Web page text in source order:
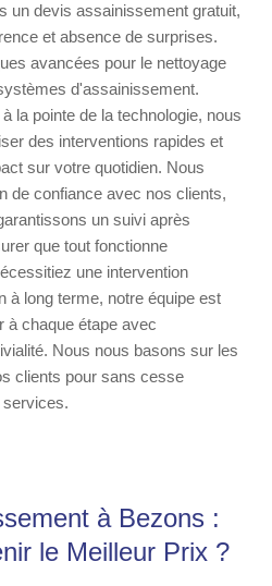
un devis assainissement gratuit,
et absence de surprises.
avancées pour le nettoyage
d'assainissement.
la pointe de la technologie, nous
des interventions rapides et
sur votre quotidien. Nous
de confiance avec nos clients,
un suivi après
que tout fonctionne
une intervention
à long terme, notre équipe est
à chaque étape avec
Nous nous basons sur les
clients pour sans cesse
services.
à Bezons :
le Meilleur Prix ?